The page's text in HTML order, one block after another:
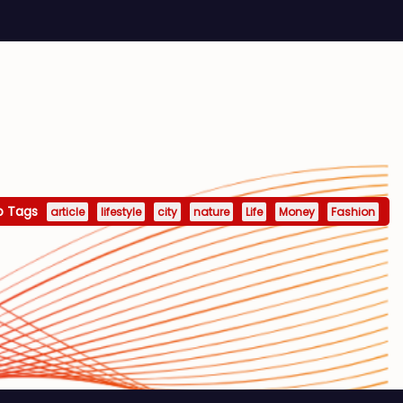
Tags article lifestyle city nature Life Money Fashion